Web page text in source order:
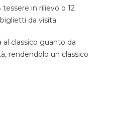
in rilievo o 12
da visita.
classico guanto da
rendendolo un classico